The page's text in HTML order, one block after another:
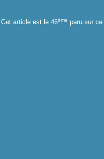
Cet article est le 46ème paru sur